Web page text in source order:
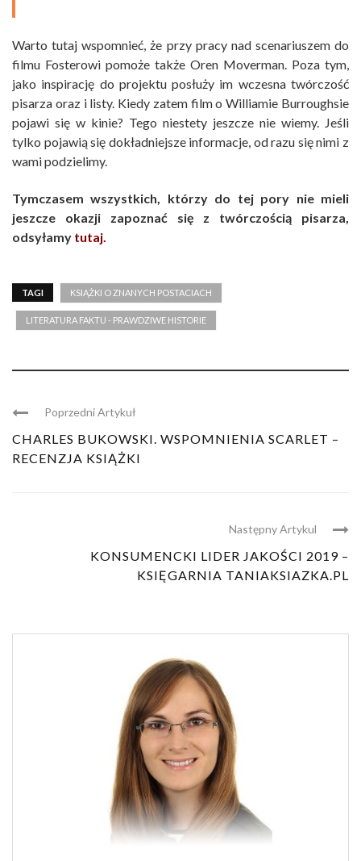
Warto tutaj wspomnieć, że przy pracy nad scenariuszem do
filmu Fosterowi pomoże także Oren Moverman. Poza tym,
jako inspirację do projektu posłuży im wczesna twórczość
pisarza oraz i listy. Kiedy zatem film o Williamie Burroughsie
pojawi się w kinie? Tego niestety jeszcze nie wiemy. Jeśli
tylko pojawią się dokładniejsze informacje, od razu się nimi z
wami podzielimy.
Tymczasem wszystkich, którzy do tej pory nie mieli
jeszcze okazji zapoznać się z twórczością pisarza,
odsyłamy tutaj.
TAGI KSIĄŻKI O ZNANYCH POSTACIACH
LITERATURA FAKTU - PRAWDZIWE HISTORIE
Poprzedni Artykuł
CHARLES BUKOWSKI. WSPOMNIENIA SCARLET –
RECENZJA KSIĄŻKI
Następny Artykul
KONSUMENCKI LIDER JAKOŚCI 2019 –
KSIĘGARNIA TANIAKSIAZKA.PL